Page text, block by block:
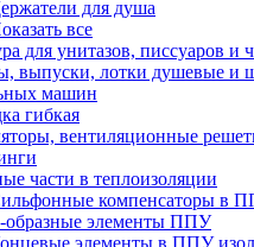
для душа
все
для унитазов, писсуаров и
выпуски, лотки душевые и
машин
гибкая
вентиляционные
части в теплоизоляции
компенсаторы в
образные элементы ППУ
элементы в ППУ